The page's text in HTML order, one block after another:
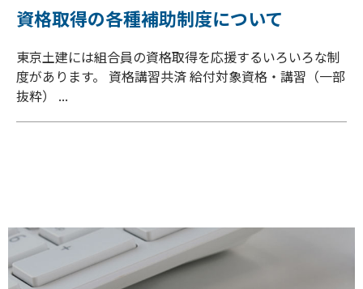
資格取得の各種補助制度について
東京土建には組合員の資格取得を応援するいろいろな制
度があります。 資格講習共済 給付対象資格・講習（一部
抜粋） ...